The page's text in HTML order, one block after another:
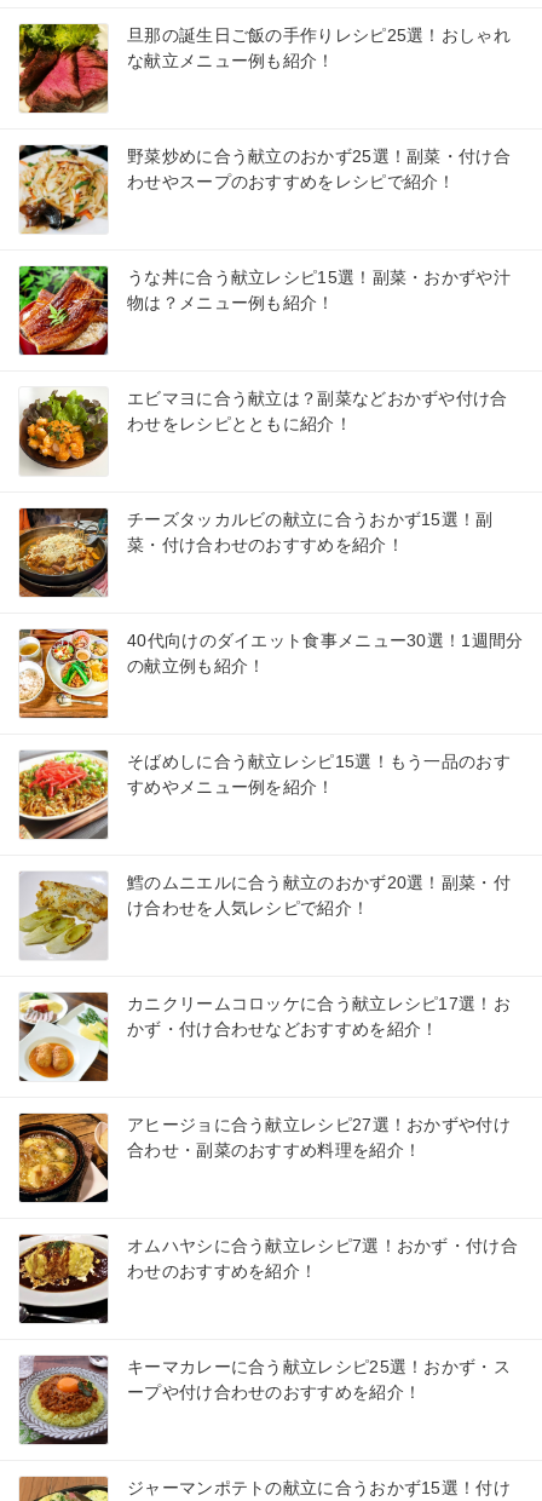
旦那の誕生日ご飯の手作りレシピ25選！おしゃれ
な献立メニュー例も紹介！
野菜炒めに合う献立のおかず25選！副菜・付け合
わせやスープのおすすめをレシピで紹介！
うな丼に合う献立レシピ15選！副菜・おかずや汁
物は？メニュー例も紹介！
エビマヨに合う献立は？副菜などおかずや付け合
わせをレシピとともに紹介！
チーズタッカルビの献立に合うおかず15選！副
菜・付け合わせのおすすめを紹介！
40代向けのダイエット食事メニュー30選！1週間分
の献立例も紹介！
そばめしに合う献立レシピ15選！もう一品のおす
すめやメニュー例を紹介！
鱈のムニエルに合う献立のおかず20選！副菜・付
け合わせを人気レシピで紹介！
カニクリームコロッケに合う献立レシピ17選！お
かず・付け合わせなどおすすめを紹介！
アヒージョに合う献立レシピ27選！おかずや付け
合わせ・副菜のおすすめ料理を紹介！
オムハヤシに合う献立レシピ7選！おかず・付け合
わせのおすすめを紹介！
キーマカレーに合う献立レシピ25選！おかず・ス
ープや付け合わせのおすすめを紹介！
ジャーマンポテトの献立に合うおかず15選！付け